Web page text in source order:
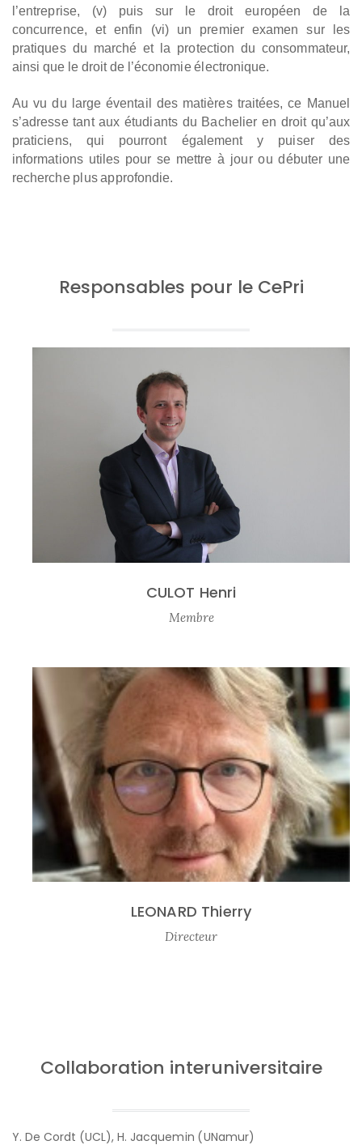
l’entreprise, (v) puis sur le droit européen de la
concurrence, et enfin (vi) un premier examen sur les
pratiques du marché et la protection du consommateur,
ainsi que le droit de l’économie électronique.
Au vu du large éventail des matières traitées, ce Manuel
s’adresse tant aux étudiants du Bachelier en droit qu’aux
praticiens, qui pourront également y puiser des
informations utiles pour se mettre à jour ou débuter une
recherche plus approfondie.
Responsables pour le CePri
CULOT Henri
Membre
LEONARD Thierry
Directeur
Collaboration interuniversitaire
Y. De Cordt (UCL), H. Jacquemin (UNamur)